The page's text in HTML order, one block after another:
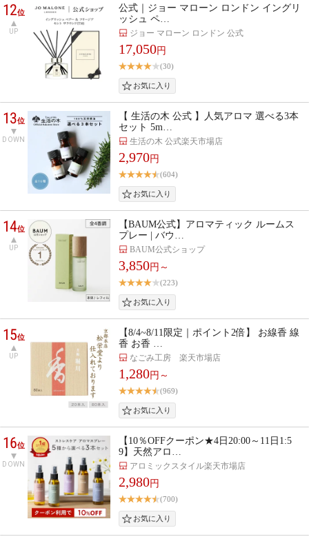
12位
UP
公式｜ジョー マローン ロンドン イングリ
ッシュ ペ…
ジョー マローン ロンドン 公式
17,050円
(30)
13位
DOWN
【 生活の木 公式 】人気アロマ 選べる3本
セット 5m…
生活の木 公式楽天市場店
2,970円
(604)
14位
UP
【BAUM公式】アロマティック ルームス
プレー | バウ…
BAUM公式ショップ
3,850円～
(223)
15位
UP
【8/4~8/11限定｜ポイント2倍】 お線香 線
香 お香 …
なごみ工房 楽天市場店
1,280円～
(969)
16位
DOWN
【10％OFFクーポン★4日20:00～11日1:5
9】天然アロ…
アロミックスタイル楽天市場店
2,980円
(700)